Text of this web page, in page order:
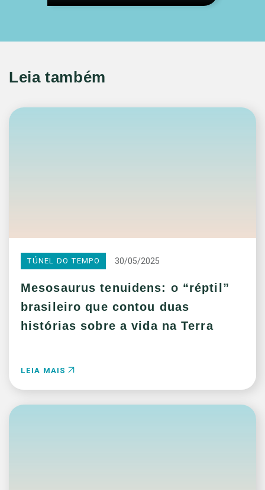
Leia também
TÚNEL DO TEMPO 30/05/2025
Mesosaurus tenuidens: o “réptil”
brasileiro que contou duas
histórias sobre a vida na Terra
LEIA MAIS